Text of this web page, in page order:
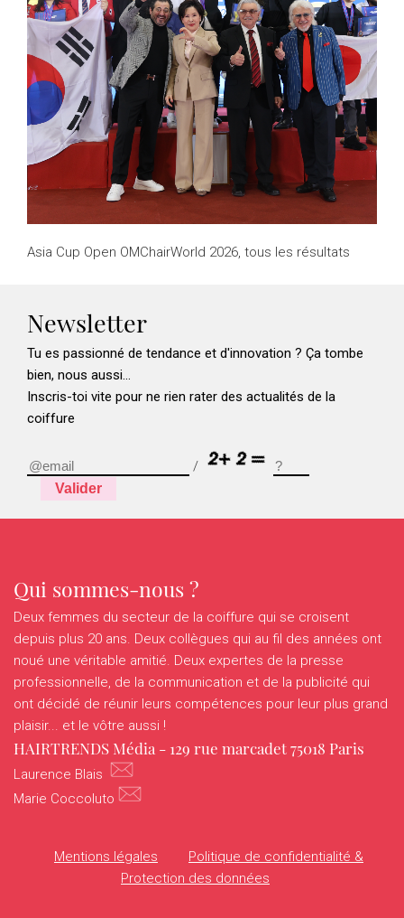
Asia Cup Open OMChairWorld 2026, tous les résultats
Newsletter
Tu es passionné de tendance et d'innovation ? Ça tombe
bien, nous aussi...
Inscris-toi vite pour ne rien rater des actualités de la
coiffure
/
Valider
Qui sommes-nous ?
Deux femmes du secteur de la coiffure qui se croisent
depuis plus 20 ans. Deux collègues qui au fil des années ont
noué une véritable amitié. Deux expertes de la presse
professionnelle, de la communication et de la publicité qui
ont décidé de réunir leurs compétences pour leur plus grand
plaisir... et le vôtre aussi !
HAIRTRENDS Média - 129 rue marcadet 75018 Paris
Laurence Blais
Marie Coccoluto
Mentions légales
Politique de confidentialité &
Protection des données